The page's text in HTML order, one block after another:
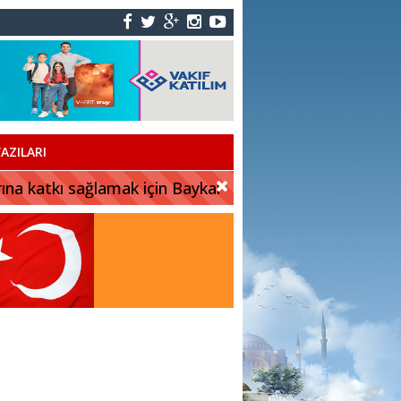
katkı sağlamak için Baykar